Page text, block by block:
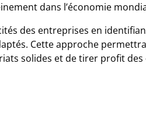
dans l’économie
des entreprises en
Cette approche
solides et de tirer profit des